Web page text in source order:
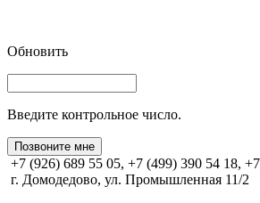
Обновить
Введите контрольное число.
Позвоните мне
+7 (926) 689 55 05, +7 (499) 390 54 18,
г. Домодедово, ул. Промышленная 11/2